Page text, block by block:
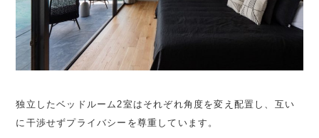
独立したベッドルーム2室はそれぞれ角度を変え配置し、互い
に干渉せずプライバシーを尊重しています。